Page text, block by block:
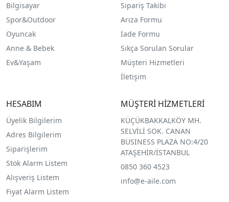
Bilgisayar
Spor&Outdoor
Oyuncak
Anne & Bebek
Ev&Yaşam
Sipariş Takibi
Arıza Formu
İade Formu
Sıkça Sorulan Sorular
Müşteri Hizmetleri
İletişim
HESABIM
Üyelik Bilgilerim
Adres Bilgilerim
Siparişlerim
Stok Alarm Listem
Alışveriş Listem
Fiyat Alarm Listem
MÜŞTERİ HİZMETLERİ
KÜÇÜKBAKKALKÖY MH.
SELVİLİ SOK. CANAN
BUSINESS PLAZA NO:4/20
ATAŞEHİR/İSTANBUL
0850 360 4523
info@e-aile.com